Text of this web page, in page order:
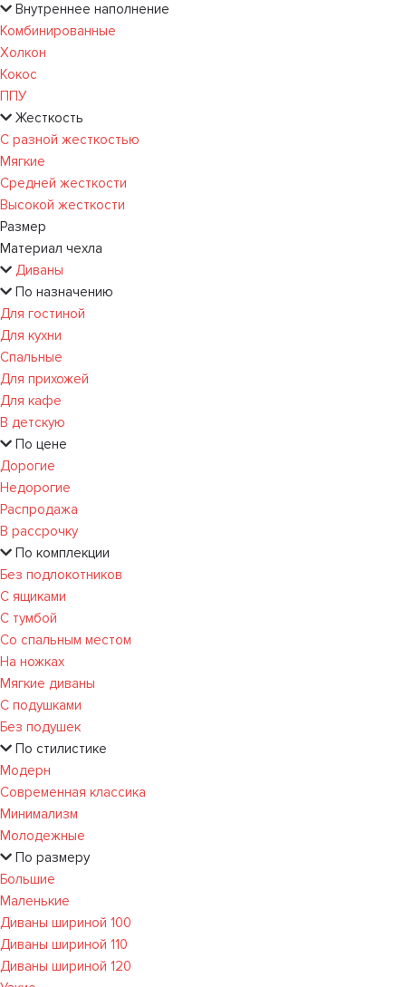
Внутреннее наполнение
Комбинированные
Холкон
Кокос
ППУ
Жесткость
С разной жесткостью
Мягкие
Средней жесткости
Высокой жесткости
Размер
Материал чехла
Диваны
По назначению
Для гостиной
Для кухни
Спальные
Для прихожей
Для кафе
В детскую
По цене
Дорогие
Недорогие
Распродажа
В рассрочку
По комплекции
Без подлокотников
С ящиками
С тумбой
Со спальным местом
На ножках
Мягкие диваны
С подушками
Без подушек
По стилистике
Модерн
Современная классика
Минимализм
Молодежные
По размеру
Большие
Маленькие
Диваны шириной 100
Диваны шириной 110
Диваны шириной 120